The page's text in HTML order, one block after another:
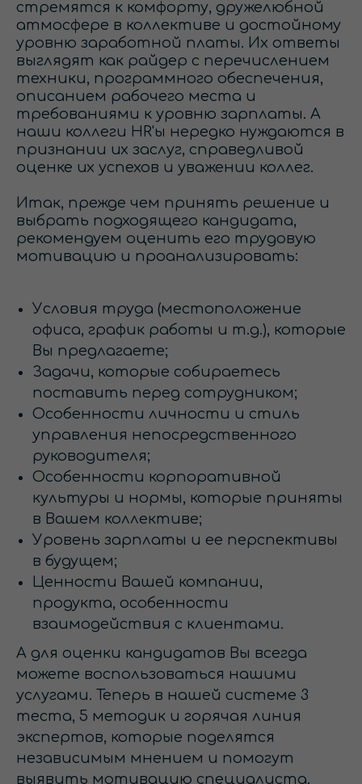
стремятся к комфорту, дружелюбной
атмосфере в коллективе и достойному
уровню заработной платы. Их ответы
выглядят как райдер с перечислением
техники, программного обеспечения,
описанием рабочего места и
требованиями к уровню зарплаты. А
наши коллеги HR'ы нередко нуждаются в
признании их заслуг, справедливой
оценке их успехов и уважении коллег.
Итак, прежде чем принять решение и
выбрать подходящего кандидата,
рекомендуем оценить его трудовую
мотивацию и проанализировать:
Условия труда (местоположение
офиса, график работы и т.д.), которые
Вы предлагаете;
Задачи, которые собираетесь
поставить перед сотрудником;
Особенности личности и стиль
управления непосредственного
руководителя;
Особенности корпоративной
культуры и нормы, которые приняты
в Вашем коллективе;
Уровень зарплаты и ее перспективы
в будущем;
Ценности Вашей компании,
продукта, особенности
взаимодействия с клиентами.
А для оценки кандидатов Вы всегда
можете воспользоваться нашими
услугами. Теперь в нашей системе 3
теста, 5 методик и горячая линия
экспертов, которые поделятся
независимым мнением и помогут
выявить мотивацию специалиста.